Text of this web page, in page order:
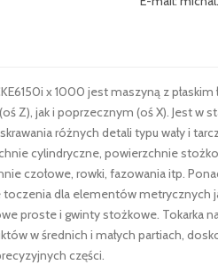
x 1000 jest maszyną z
Z), jak i poprzecznym (oś X). Jest w
różnych detali typu wały i
cylindryczne, powierzchnie
czołowe, rowki, fazowania itp.
toczenia dla elementów metrycznych
proste i gwinty stożkowe. Tokarka
w średnich i małych partiach,
części.